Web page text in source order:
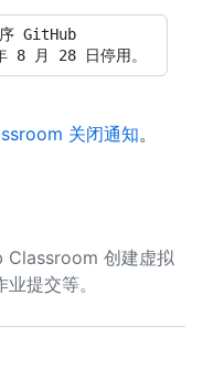
关闭通知。
Classroom 创建虚拟
提交等。